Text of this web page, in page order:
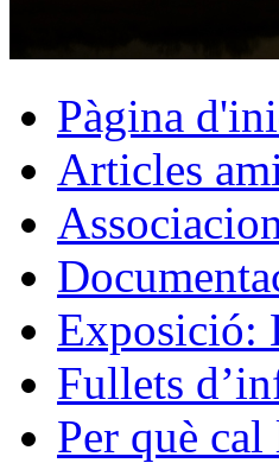
Pàgina
Articles
Exposició:
Fullets
Per què